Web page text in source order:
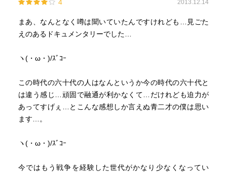
ることが出来て、読んだ後で再度見たら新たな発見があ
り、「ゆきゆきて、神軍」のシナリオも掲載されていて映
「靖国神社に行ったら、英霊が救われると思っているの
「なんだその態度は」とか、殴りかかる。
と聞く。この開き直りは滑稽であるが、「～～だから自分
（前に訪れた上等兵を）ぶん殴ったわけです」などと平然
と説明し、法を恐れない態度を淡々と伝えるので、追及さ
れる方は内心はぎょっとしているだろう。
ていく、と断言しており、この点もやはり筋を見せてい
4 2013.12.14
まあ、なんとなく噂は聞いていたんですけれども…見ごた
えのあるドキュメンタリーでした…
ヽ(・ω・)/ｽﾞｺｰ
この時代の六十代の人はなんというか今の時代の六十代と
は違う感じ…頑固で融通が利かなくて…だけれども迫力が
あってすげぇ…とこんな感想しか言えぬ青二才の僕は思い
ます…。
ヽ(・ω・)/ｽﾞｺｰ
今ではもう戦争を経験した世代がかなり少なくなってい